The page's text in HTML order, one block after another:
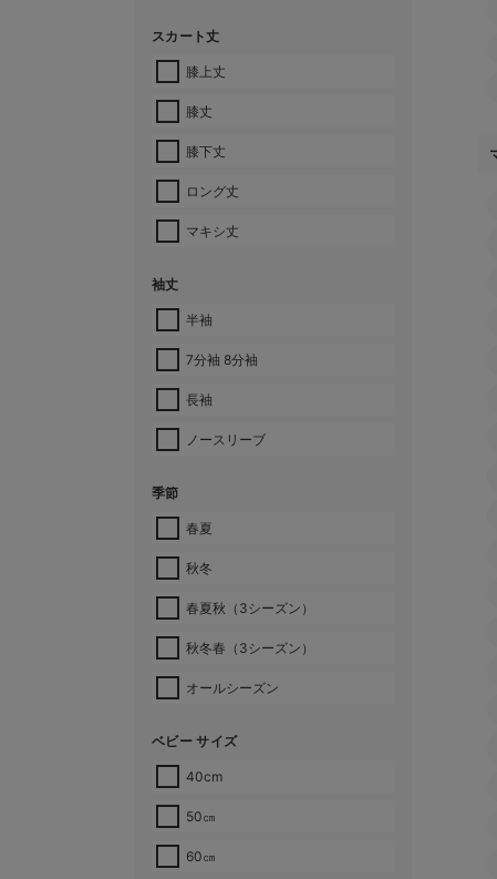
スカート丈
膝上丈
膝丈
膝下丈
ロング丈
マキシ丈
袖丈
半袖
7分袖 8分袖
長袖
ノースリーブ
季節
春夏
秋冬
春夏秋（3シーズン）
秋冬春（3シーズン）
オールシーズン
ベビー サイズ
40cm
50㎝
60㎝